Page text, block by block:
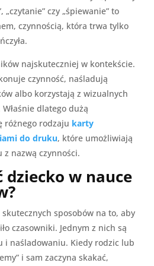
„czytanie” czy „śpiewanie” to
czynnością, która trwa tylko
najskuteczniej w kontekście.
czynność, naśladują
albo korzystają z wizualnych
dlatego dużą
różnego rodzaju karty
do druku, które umożliwiają
z nazwą czynności.
dziecko w nauce
sposobów na to, aby
czasowniki. Jednym z nich są
i naśladowaniu. Kiedy rodzic lub
i sam zaczyna skakać,